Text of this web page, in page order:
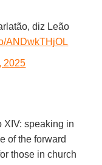
diz Leão
ANDwkTHjOL
2025
XIV: speaking in
of the forward
those in church